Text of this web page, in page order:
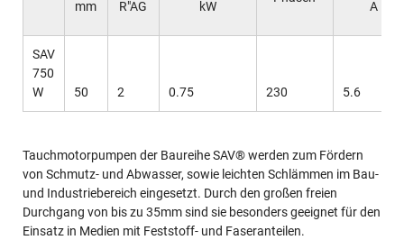
mm R"AG kW A
SAV
750
W
50 2 0.75 230 5.6
Tauchmotorpumpen der Baureihe SAV® werden zum Fördern
von Schmutz- und Abwasser, sowie leichten Schlämmen im Bau-
und Industriebereich eingesetzt. Durch den großen freien
Durchgang von bis zu 35mm sind sie besonders geeignet für den
Einsatz in Medien mit Feststoff- und Faseranteilen.